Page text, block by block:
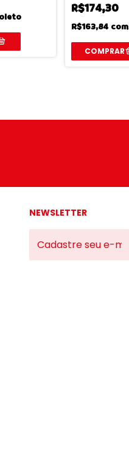
R$174,30
R$163,84 com
NEWSLETTER